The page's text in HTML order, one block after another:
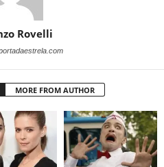
Rovelli
MORE FROM AUTHOR